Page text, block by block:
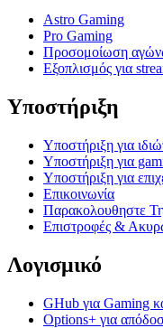
Astro Gaming
Pro Gaming
Προσομοίωση
Εξοπλισμός για
Υποστήριξη
Υποστήριξη για
Υποστήριξη για
Υποστήριξη για
Επικοινωνία
Παρακολουθηστε
Επιστροφές &
Λογισμικό
GHub για Gaming
Options+ για